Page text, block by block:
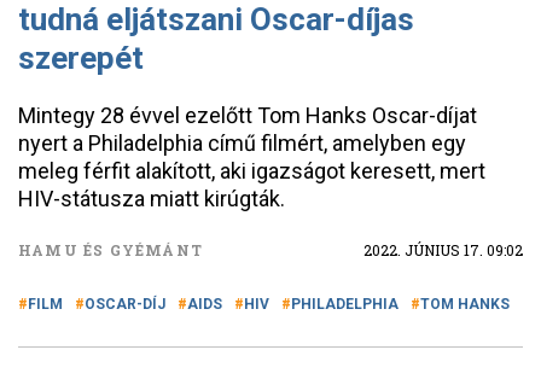
tudná eljátszani Oscar-díjas
szerepét
Mintegy 28 évvel ezelőtt Tom Hanks Oscar-díjat
nyert a Philadelphia című filmért, amelyben egy
meleg férfit alakított, aki igazságot keresett, mert
HIV-státusza miatt kirúgták.
HAMU ÉS GYÉMÁNT 2022. JÚNIUS 17. 09:02
FILM OSCAR-DÍJ AIDS HIV PHILADELPHIA TOM HANKS